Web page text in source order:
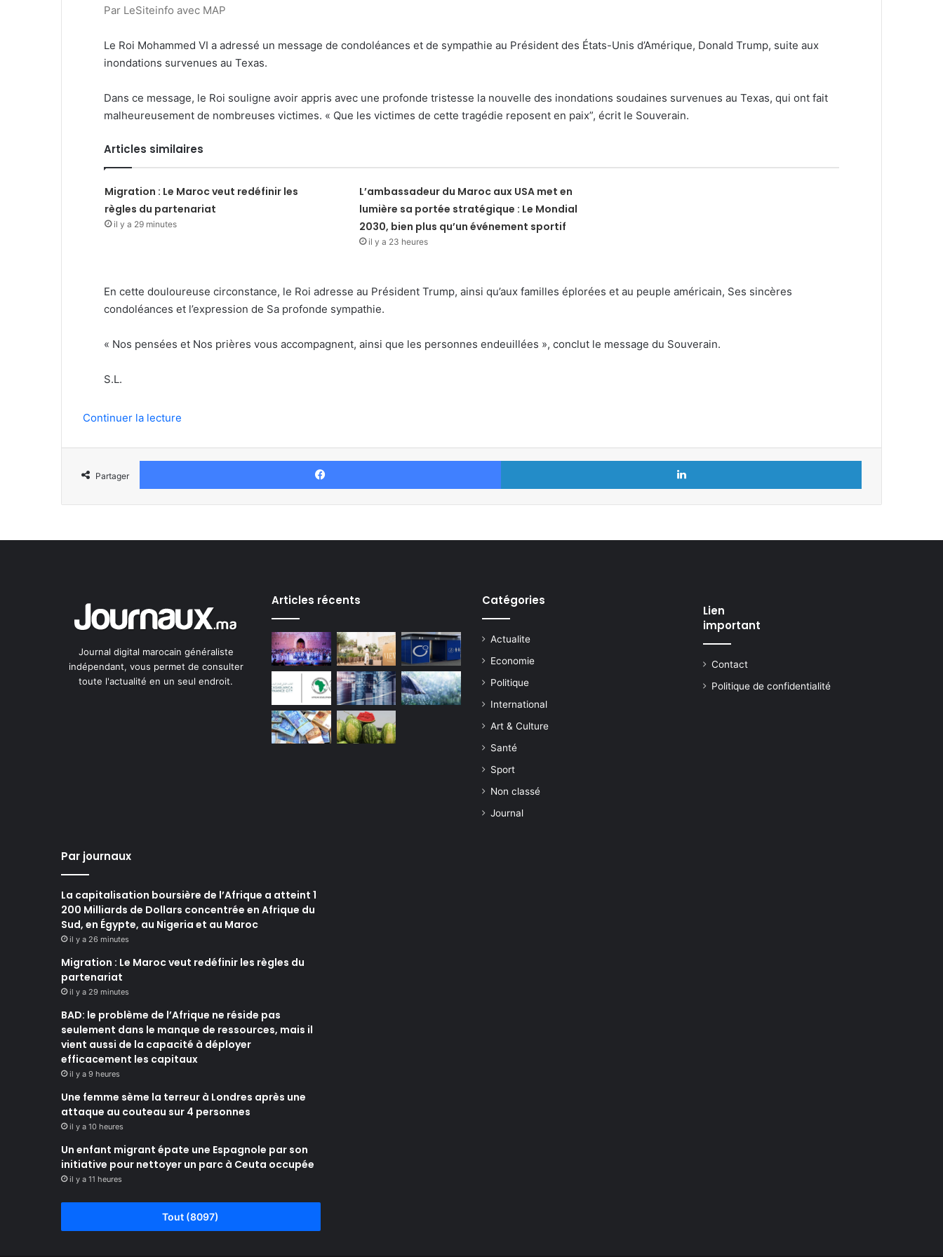
Par LeSiteinfo avec MAP
Le Roi Mohammed VI a adressé un message de condoléances et de sympathie au Président des États-Unis d’Amérique, Donald Trump, suite aux
inondations survenues au Texas.
Dans ce message, le Roi souligne avoir appris avec une profonde tristesse la nouvelle des inondations soudaines survenues au Texas, qui ont fait
malheureusement de nombreuses victimes. « Que les victimes de cette tragédie reposent en paix”, écrit le Souverain.
Articles similaires
Migration : Le Maroc veut redéfinir les
règles du partenariat
il y a 29 minutes
L’ambassadeur du Maroc aux USA met en
lumière sa portée stratégique : Le Mondial
2030, bien plus qu’un événement sportif
il y a 23 heures
En cette douloureuse circonstance, le Roi adresse au Président Trump, ainsi qu’aux familles éplorées et au peuple américain, Ses sincères
condoléances et l’expression de Sa profonde sympathie.
« Nos pensées et Nos prières vous accompagnent, ainsi que les personnes endeuillées », conclut le message du Souverain.
S.L.
Continuer la lecture
Partager
Facebook Linkedin
Journal digital marocain généraliste
indépendant, vous permet de consulter
toute l'actualité en un seul endroit.
Articles récents Catégories
Actualite
Economie
Politique
International
Art & Culture
Santé
Sport
Non classé
Journal
Lien
important
Contact
Politique de confidentialité
Par journaux
La capitalisation boursière de l’Afrique a atteint 1
200 Milliards de Dollars concentrée en Afrique du
Sud, en Égypte, au Nigeria et au Maroc
il y a 26 minutes
Migration : Le Maroc veut redéfinir les règles du
partenariat
il y a 29 minutes
BAD: le problème de l’Afrique ne réside pas
seulement dans le manque de ressources, mais il
vient aussi de la capacité à déployer
efficacement les capitaux
il y a 9 heures
Une femme sème la terreur à Londres après une
attaque au couteau sur 4 personnes
il y a 10 heures
Un enfant migrant épate une Espagnole par son
initiative pour nettoyer un parc à Ceuta occupée
il y a 11 heures
Tout (8097)